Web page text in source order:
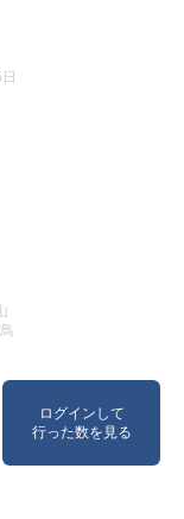
ログインして
行った数を見る